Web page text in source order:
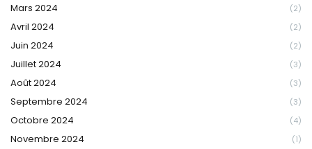
Mars 2024 (2)
Avril 2024 (2)
Juin 2024 (2)
Juillet 2024 (3)
Août 2024 (3)
Septembre 2024 (3)
Octobre 2024 (4)
Novembre 2024 (1)